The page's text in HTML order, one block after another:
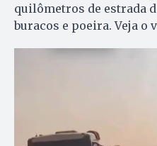
quilômetros de estrada
buracos e poeira. Veja o